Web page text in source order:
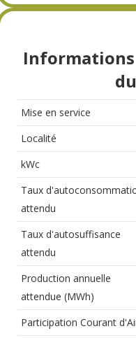
Informations
Mise en service
Localité
kWc
Taux
attendu
Taux d'autosuffisance
attendu
Production annuelle
attendue (MWh)
Participation Courant